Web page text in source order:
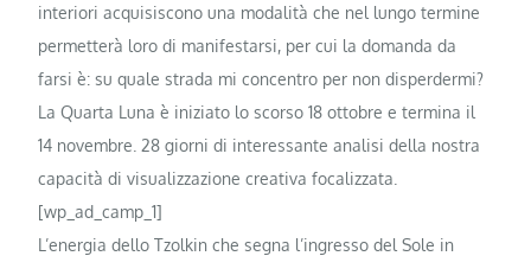
interiori acquisiscono una modalità che nel lungo termine
permetterà loro di manifestarsi, per cui la domanda da
farsi è: su quale strada mi concentro per non disperdermi?
La Quarta Luna è iniziato lo scorso 18 ottobre e termina il
14 novembre. 28 giorni di interessante analisi della nostra
capacità di visualizzazione creativa focalizzata.
[wp_ad_camp_1]
L’energia dello Tzolkin che segna l’ingresso del Sole in